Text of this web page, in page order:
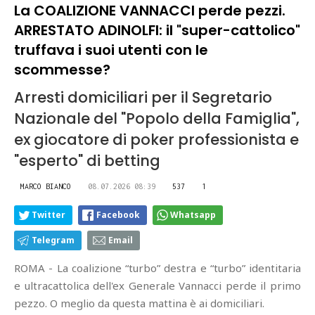
La COALIZIONE VANNACCI perde pezzi.
ARRESTATO ADINOLFI: il "super-cattolico"
truffava i suoi utenti con le
scommesse?
Arresti domiciliari per il Segretario
Nazionale del "Popolo della Famiglia",
ex giocatore di poker professionista e
"esperto" di betting
MARCO BIANCO 08.07.2026 08:39 537 1
Twitter Facebook Whatsapp
Telegram Email
ROMA - La coalizione “turbo” destra e “turbo” identitaria
e ultracattolica dell'ex Generale Vannacci perde il primo
pezzo. O meglio da questa mattina è ai domiciliari.